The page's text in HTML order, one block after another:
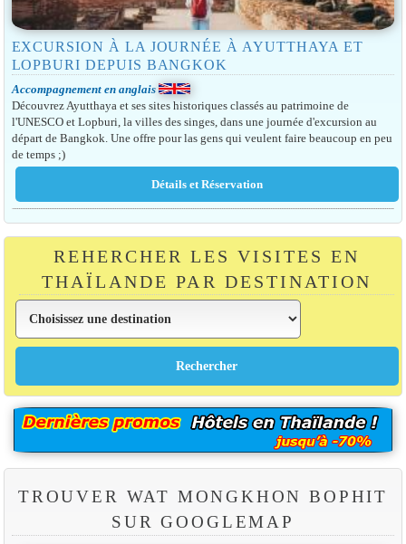
EXCURSION À LA JOURNÉE À AYUTTHAYA ET
LOPBURI DEPUIS BANGKOK
Accompagnement en anglais
Découvrez Ayutthaya et ses sites historiques classés au patrimoine de
l'UNESCO et Lopburi, la villes des singes, dans une journée d'excursion au
départ de Bangkok. Une offre pour las gens qui veulent faire beaucoup en peu
de temps ;)
REHERCHER LES VISITES EN
THAÏLANDE PAR DESTINATION
TROUVER WAT MONGKHON BOPHIT
SUR GOOGLEMAP